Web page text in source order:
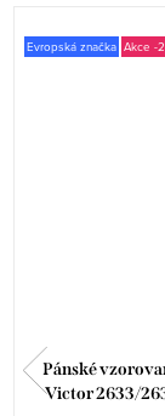
Evropská značka -
Pánské
Victor 2633/